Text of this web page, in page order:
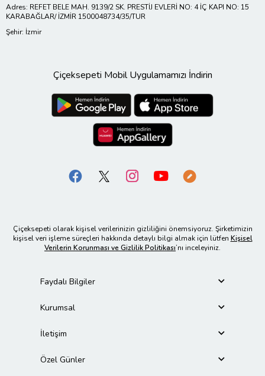
Adres: REFET BELE MAH. 9139/2 SK. PRESTİJ EVLERİ NO: 4 İÇ KAPI NO: 15
KARABAĞLAR/ İZMİR 1500048734/35/TUR
Şehir: İzmir
Çiçeksepeti Mobil Uygulamamızı İndirin
Çiçeksepeti olarak kişisel verilerinizin gizliliğini önemsiyoruz. Şirketimizin
kişisel veri işleme süreçleri hakkında detaylı bilgi almak için lütfen Kişisel
Verilerin Korunması ve Gizlilik Politikası’nı inceleyiniz.
Faydalı Bilgiler
Kurumsal
İletişim
Özel Günler